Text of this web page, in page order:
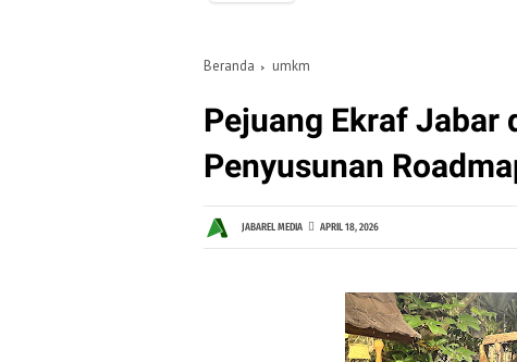
Beranda umkm
Pejuang Ekraf Jabar
Penyusunan
JABAREL MEDIA APRIL 18, 2026